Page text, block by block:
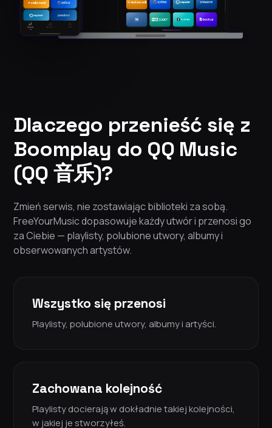
Dlaczego przenieść się z
Boomplay do QQ Music
(QQ 音乐)?
Zmień serwis, nie zostawiając biblioteki za sobą.
FreeYourMusic dopasowuje każdy utwór i przenosi go
za Ciebie — playlisty, polubione utwory, albumy i
obserwowanych artystów.
Wszystko się przenosi
Playlisty, polubione utwory, albumy i artyści.
Zachowana kolejność
Playlisty docierają w dokładnie takiej kolejności,
w jakiej je stworzyłeś.